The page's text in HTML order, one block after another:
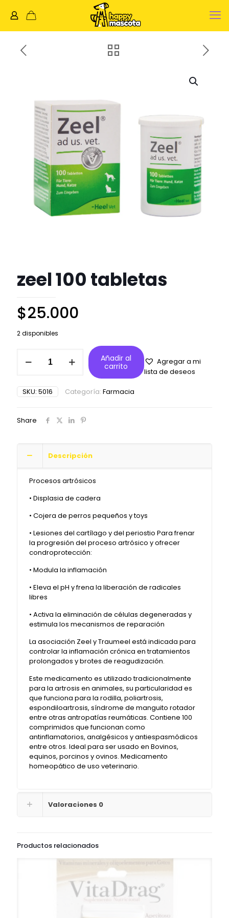
zeel 100 tabletas
$25.000
2 disponibles
100
Añadir al
carrito
Agregar a mi
lista de deseos
SKU: 5016 Categoría: Farmacia
Share
Descripción
Procesos artrósicos
• Displasia de cadera
• Cojera de perros pequeños y toys
• Lesiones del cartílago y del periostio Para frenar
la progresión del proceso artrósico y ofrecer
condroprotección:
• Modula la inflamación
• Eleva el pH y frena la liberación de radicales
libres
• Activa la eliminación de células degeneradas y
estimula los mecanismos de reparación
La asociación Zeel y Traumeel está indicada para
controlar la inflamación crónica en tratamientos
prolongados y brotes de reagudización.
Este medicamento es utilizado tradicionalmente
para la artrosis en animales, su particularidad es
que funciona para la rodilla, poliartrosis,
espondiloartrosis, síndrome de manguito rotador
entre otras antropatías reumáticas. Contiene 100
comprimidos que funcionan como
antinflamatorios, analgésicos y antiespasmódicos
entre otros. Ideal para ser usado en Bovinos,
equinos, porcinos y ovinos. Medicamento
homeopático de uso veterinario.
Valoraciones 0
Productos relacionados